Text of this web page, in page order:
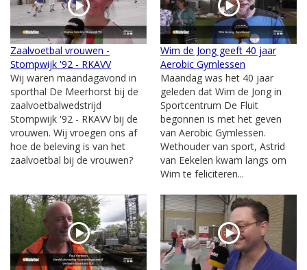
Zaalvoetbal vrouwen -
Stompwijk '92 - RKAVV
Wij waren maandagavond in
sporthal De Meerhorst bij de
zaalvoetbalwedstrijd
Stompwijk '92 - RKAVV bij de
vrouwen. Wij vroegen ons af
hoe de beleving is van het
zaalvoetbal bij de vrouwen?
Wim de Jong geeft 40 jaar
Aerobic Gymlessen
Maandag was het 40 jaar
geleden dat Wim de Jong in
Sportcentrum De Fluit
begonnen is met het geven
van Aerobic Gymlessen.
Wethouder van sport, Astrid
van Eekelen kwam langs om
Wim te feliciteren...